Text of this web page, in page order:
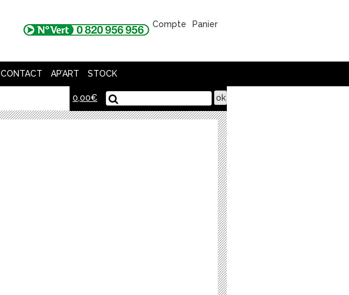
Compte Panier
CONTACT AP’ART STOCK
0,00€